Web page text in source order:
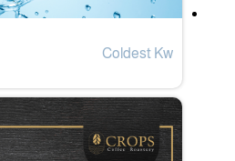
Coldest Kw